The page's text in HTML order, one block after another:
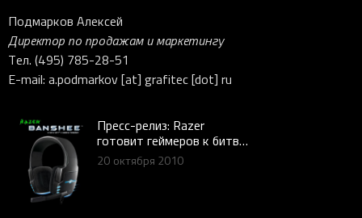
Подмарков Алексей
Директор по продажам и маркетингу
Тел. (495) 785-28-51
E-mail: a.podmarkov [at] grafitec [dot] ru
Пресс-релиз: Razer
готовит геймеров к битве,
выпуская линейку игровой
периферии Starcraft II:
20 октября 2010